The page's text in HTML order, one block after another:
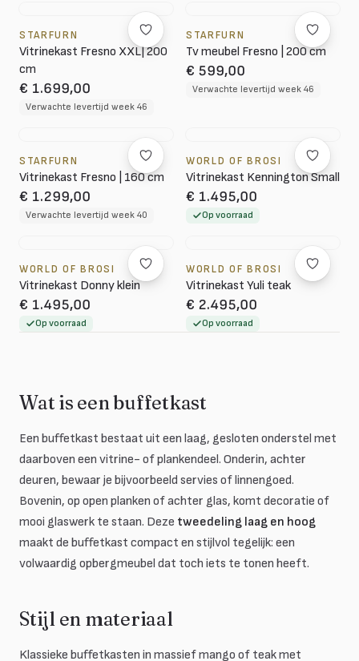
STARFURN
Vitrinekast Fresno XXL| 200
cm
€ 1.699,00
Verwachte levertijd week 46
STARFURN
Tv meubel Fresno | 200 cm
€ 599,00
Verwachte levertijd week 46
STARFURN
Vitrinekast Fresno | 160 cm
€ 1.299,00
Verwachte levertijd week 40
WORLD OF BROSI
Vitrinekast Kennington Small
€ 1.495,00
Op voorraad
WORLD OF BROSI
Vitrinekast Donny klein
€ 1.495,00
Op voorraad
WORLD OF BROSI
Vitrinekast Yuli teak
€ 2.495,00
Op voorraad
Wat is een buffetkast
Een buffetkast bestaat uit een laag, gesloten onderstel met
daarboven een vitrine- of plankendeel. Onderin, achter
deuren, bewaar je bijvoorbeeld servies of linnengoed.
Bovenin, op open planken of achter glas, komt decoratie of
mooi glaswerk te staan. Deze tweedeling laag en hoog
maakt de buffetkast compact en stijlvol tegelijk: een
volwaardig opbergmeubel dat toch iets te tonen heeft.
Stijl en materiaal
Klassieke buffetkasten in massief mango of teak met